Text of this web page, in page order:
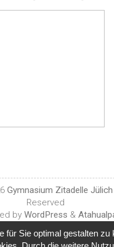
Gymnasium Zitadelle Jülich
Reserved
by WordPress &
für Sie optimal gestalten zu